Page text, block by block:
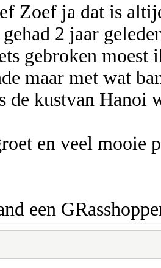
Zoef ja dat is
gehad 2 jaar
gebroken moest
maar met wat
de kustvan Hanoi
en veel mooie
een